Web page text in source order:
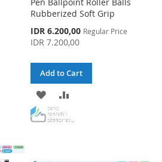
Rubberized Soft Grip
Special
Price
IDR 6.200,00 Regular Price
IDR 7.200,00
Add to Cart
ADD
TO